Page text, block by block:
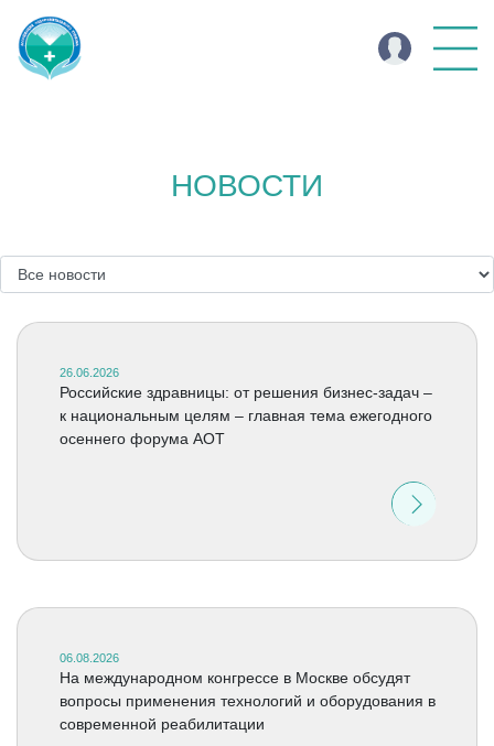
НОВОСТИ
26.06.2026
Российские здравницы: от решения бизнес-задач –
к национальным целям – главная тема ежегодного
осеннего форума АОТ
06.08.2026
На международном конгрессе в Москве обсудят
вопросы применения технологий и оборудования в
современной реабилитации